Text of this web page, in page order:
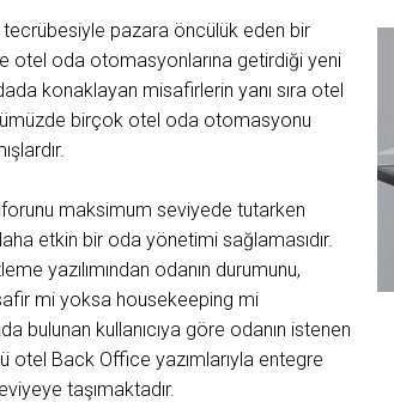
tecrübesiyle pazara öncülük eden bir
otel oda otomasyonlarına getirdiği yeni
konaklayan misafirlerin yanı sıra otel
birçok otel oda otomasyonu
maksimum seviyede tutarken
etkin bir oda yönetimi sağlamasıdır.
yazılımından odanın durumunu,
mi yoksa housekeeping mi
bulunan kullanıcıya göre odanın istenen
Back Office yazımlarıyla entegre
taşımaktadır.